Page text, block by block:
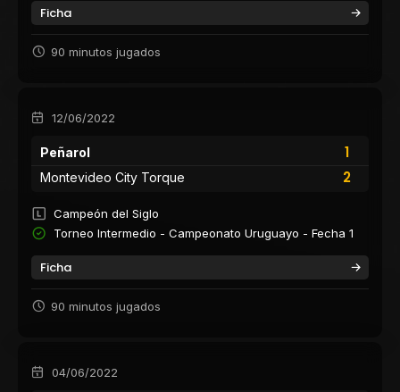
Ficha
90 minutos jugados
12/06/2022
Peñarol
1
2
Montevideo City Torque
Campeón del Siglo
Torneo Intermedio - Campeonato Uruguayo - Fecha 1
Ficha
90 minutos jugados
04/06/2022